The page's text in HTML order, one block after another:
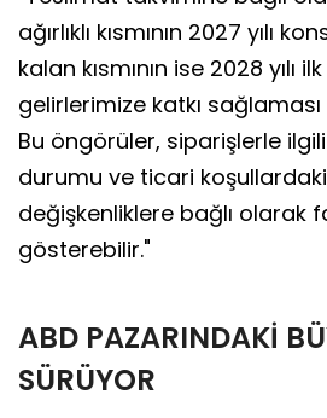
ağırlıklı kısmının 2027 yılı
kalan kısmının ise 2028 yılı
gelirlerimize katkı
Bu öngörüler, siparişlerle
durumu ve ticari
değişkenliklere bağlı olarak
gösterebilir."
ABD PAZARINDAKİ
SÜRÜYOR